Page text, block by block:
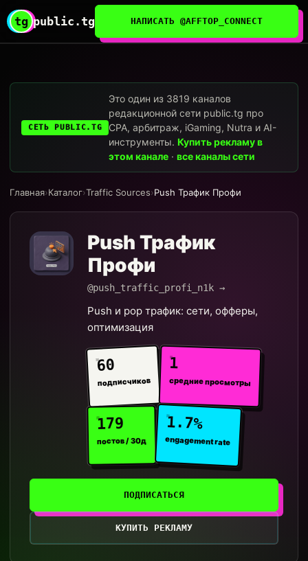
tg public.tg НАПИСАТЬ @AFFTOP_CONNECT
СЕТЬ PUBLIC.TG
Это один из 3819 каналов
редакционной сети public.tg про
CPA, арбитраж, iGaming, Nutra и AI-
инструменты.Купить рекламу в
этом канале ·все каналы сети
Главная›Каталог›Traffic Sources›Push Трафик Профи
Push Трафик
Профи
@push_traffic_profi_n1k →
Push и pop трафик: сети, офферы,
оптимизация
60
подписчиков
1
средние просмотры
179
постов / 30д
1.7%
engagement rate
ПОДПИСАТЬСЯ
КУПИТЬ РЕКЛАМУ